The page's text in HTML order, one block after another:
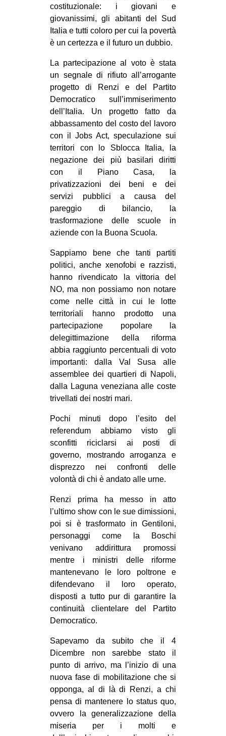
PRECARIATO
REPRESSIONE
STUDENTI
CULTURE
ARTE
CINEMA
MANIFESTI
MUSICA
RECENSIONI
INTERNAZIONALE
AMERICHE
ESTREMO ORIENTE
MONDO
EVENTI
Fb
tw
bsky
SEARCH
costituzionale: i giovani e
giovanissimi, gli abitanti del Sud
Italia e tutti coloro per cui la povertà
è un certezza e il futuro un dubbio.
La partecipazione al voto è stata
un segnale di rifiuto all’arrogante
progetto di Renzi e del Partito
Democratico sull’immiserimento
dell’Italia. Un progetto fatto da
abbassamento del costo del lavoro
con il Jobs Act, speculazione sui
territori con lo Sblocca Italia, la
negazione dei più basilari diritti
con il Piano Casa, la
privatizzazioni dei beni e dei
servizi pubblici a causa del
pareggio di bilancio, la
trasformazione delle scuole in
aziende con la Buona Scuola.
Sappiamo bene che tanti partiti
politici, anche xenofobi e razzisti,
hanno rivendicato la vittoria del
NO, ma non possiamo non notare
come nelle città in cui le lotte
territoriali hanno prodotto una
partecipazione popolare la
delegittimazione della riforma
abbia raggiunto percentuali di voto
importanti: dalla Val Susa alle
assemblee dei quartieri di Napoli,
dalla Laguna veneziana alle coste
trivellati dei nostri mari.
Pochi minuti dopo l’esito del
referendum abbiamo visto gli
sconfitti riciclarsi ai posti di
governo, mostrando arroganza e
disprezzo nei confronti delle
volontà di chi è andato alle urne.
Renzi prima ha messo in atto
l’ultimo show con le sue dimissioni,
poi si è trasformato in Gentiloni,
personaggi come la Boschi
venivano addirittura promossi
mentre i ministri delle riforme
mantenevano le loro poltrone e
difendevano il loro operato,
disposti a tutto pur di garantire la
continuità clientelare del Partito
Democratico.
Sapevamo da subito che il 4
Dicembre non sarebbe stato il
punto di arrivo, ma l’inizio di una
nuova fase di mobilitazione che si
opponga, al di là di Renzi, a chi
pensa di mantenere lo status quo,
ovvero la generalizzazione della
miseria per i molti e